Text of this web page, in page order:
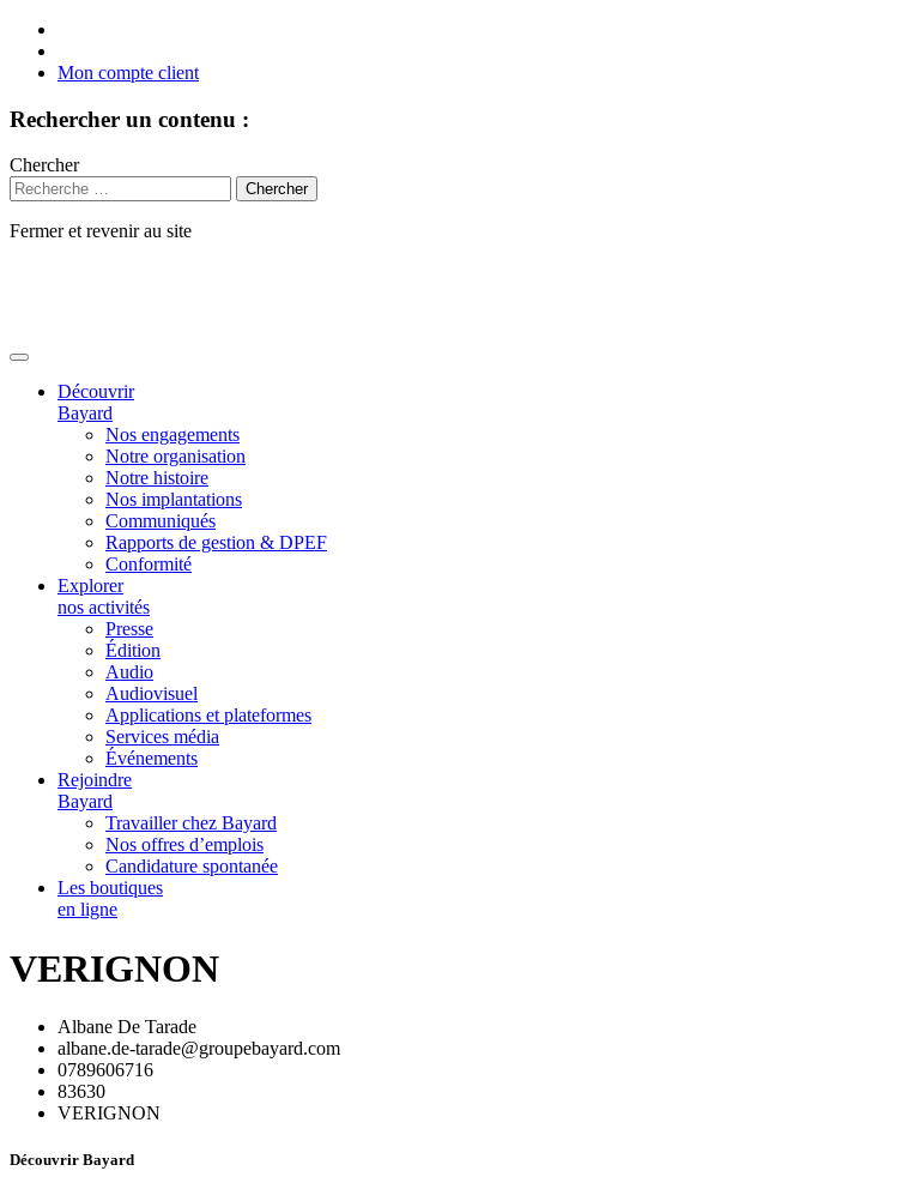
Mon compte client
Rechercher un contenu :
Chercher
Fermer et revenir au site
Découvrir
Bayard
Nos engagements
Notre organisation
Notre histoire
Nos implantations
Communiqués
Rapports de gestion & DPEF
Conformité
Explorer
nos activités
Presse
Édition
Audio
Audiovisuel
Applications et plateformes
Services média
Événements
Rejoindre
Bayard
Travailler chez Bayard
Nos offres d’emplois
Candidature spontanée
Les boutiques
en ligne
VERIGNON
Albane De Tarade
albane.de-tarade@groupebayard.com
0789606716
83630
VERIGNON
Découvrir Bayard